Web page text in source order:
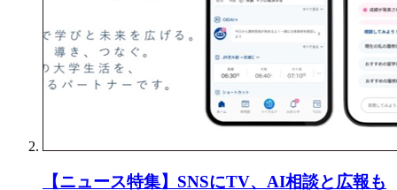
【ニュース特集】SNSにTV、AI相談と広報も